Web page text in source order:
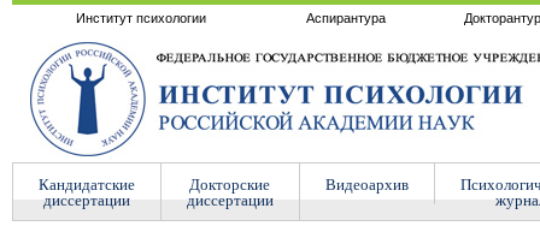
Институт психологии Аспирантура
Кандидатские
диссертации
Докторские
диссертации
Видеоархив